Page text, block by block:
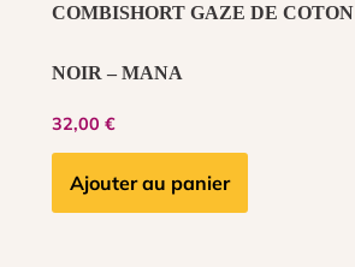
COMBISHORT GAZE DE COTON
NOIR – MANA
32,00 €
Ajouter au panier